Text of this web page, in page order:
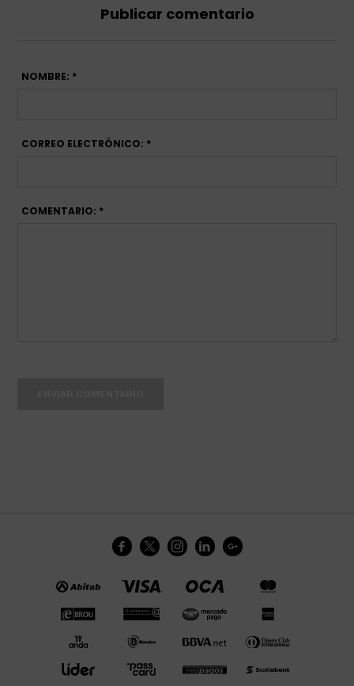
Publicar comentario
NOMBRE: *
CORREO ELECTRÓNICO: *
COMENTARIO: *
    